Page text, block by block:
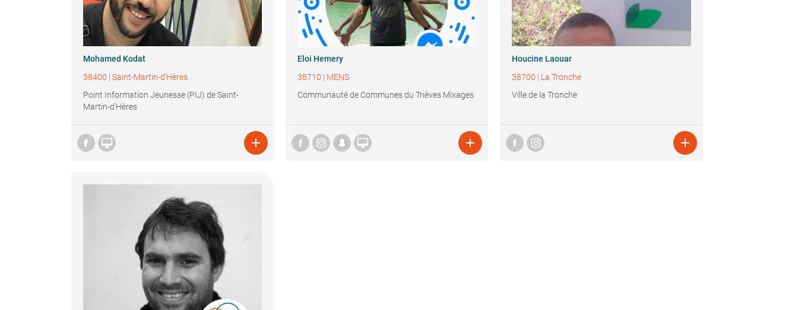
Mohamed Kodat
38400 | Saint-Martin-d'Hères
Point Information Jeunesse (PIJ) de Saint-
Martin-d'Hères
 
Eloi Hemery
38710 | MENS
Communauté de Communes du Trièves Mixages
 
Houcine Laouar
38700 | La Tronche
Ville de la Tronche
